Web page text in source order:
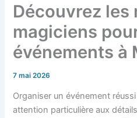
Découvrez les
magiciens
événements à
7 mai 2026
Organiser un événement
attention particulière aux